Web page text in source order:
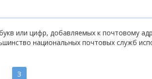
или цифр, добавляемых к почтовому
национальных почтовых служб
З